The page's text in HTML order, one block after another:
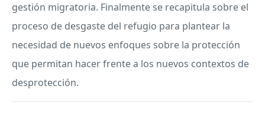
gestión migratoria. Finalmente se recapitula sobre el
proceso de desgaste del refugio para plantear la
necesidad de nuevos enfoques sobre la protección
que permitan hacer frente a los nuevos contextos de
desprotección.